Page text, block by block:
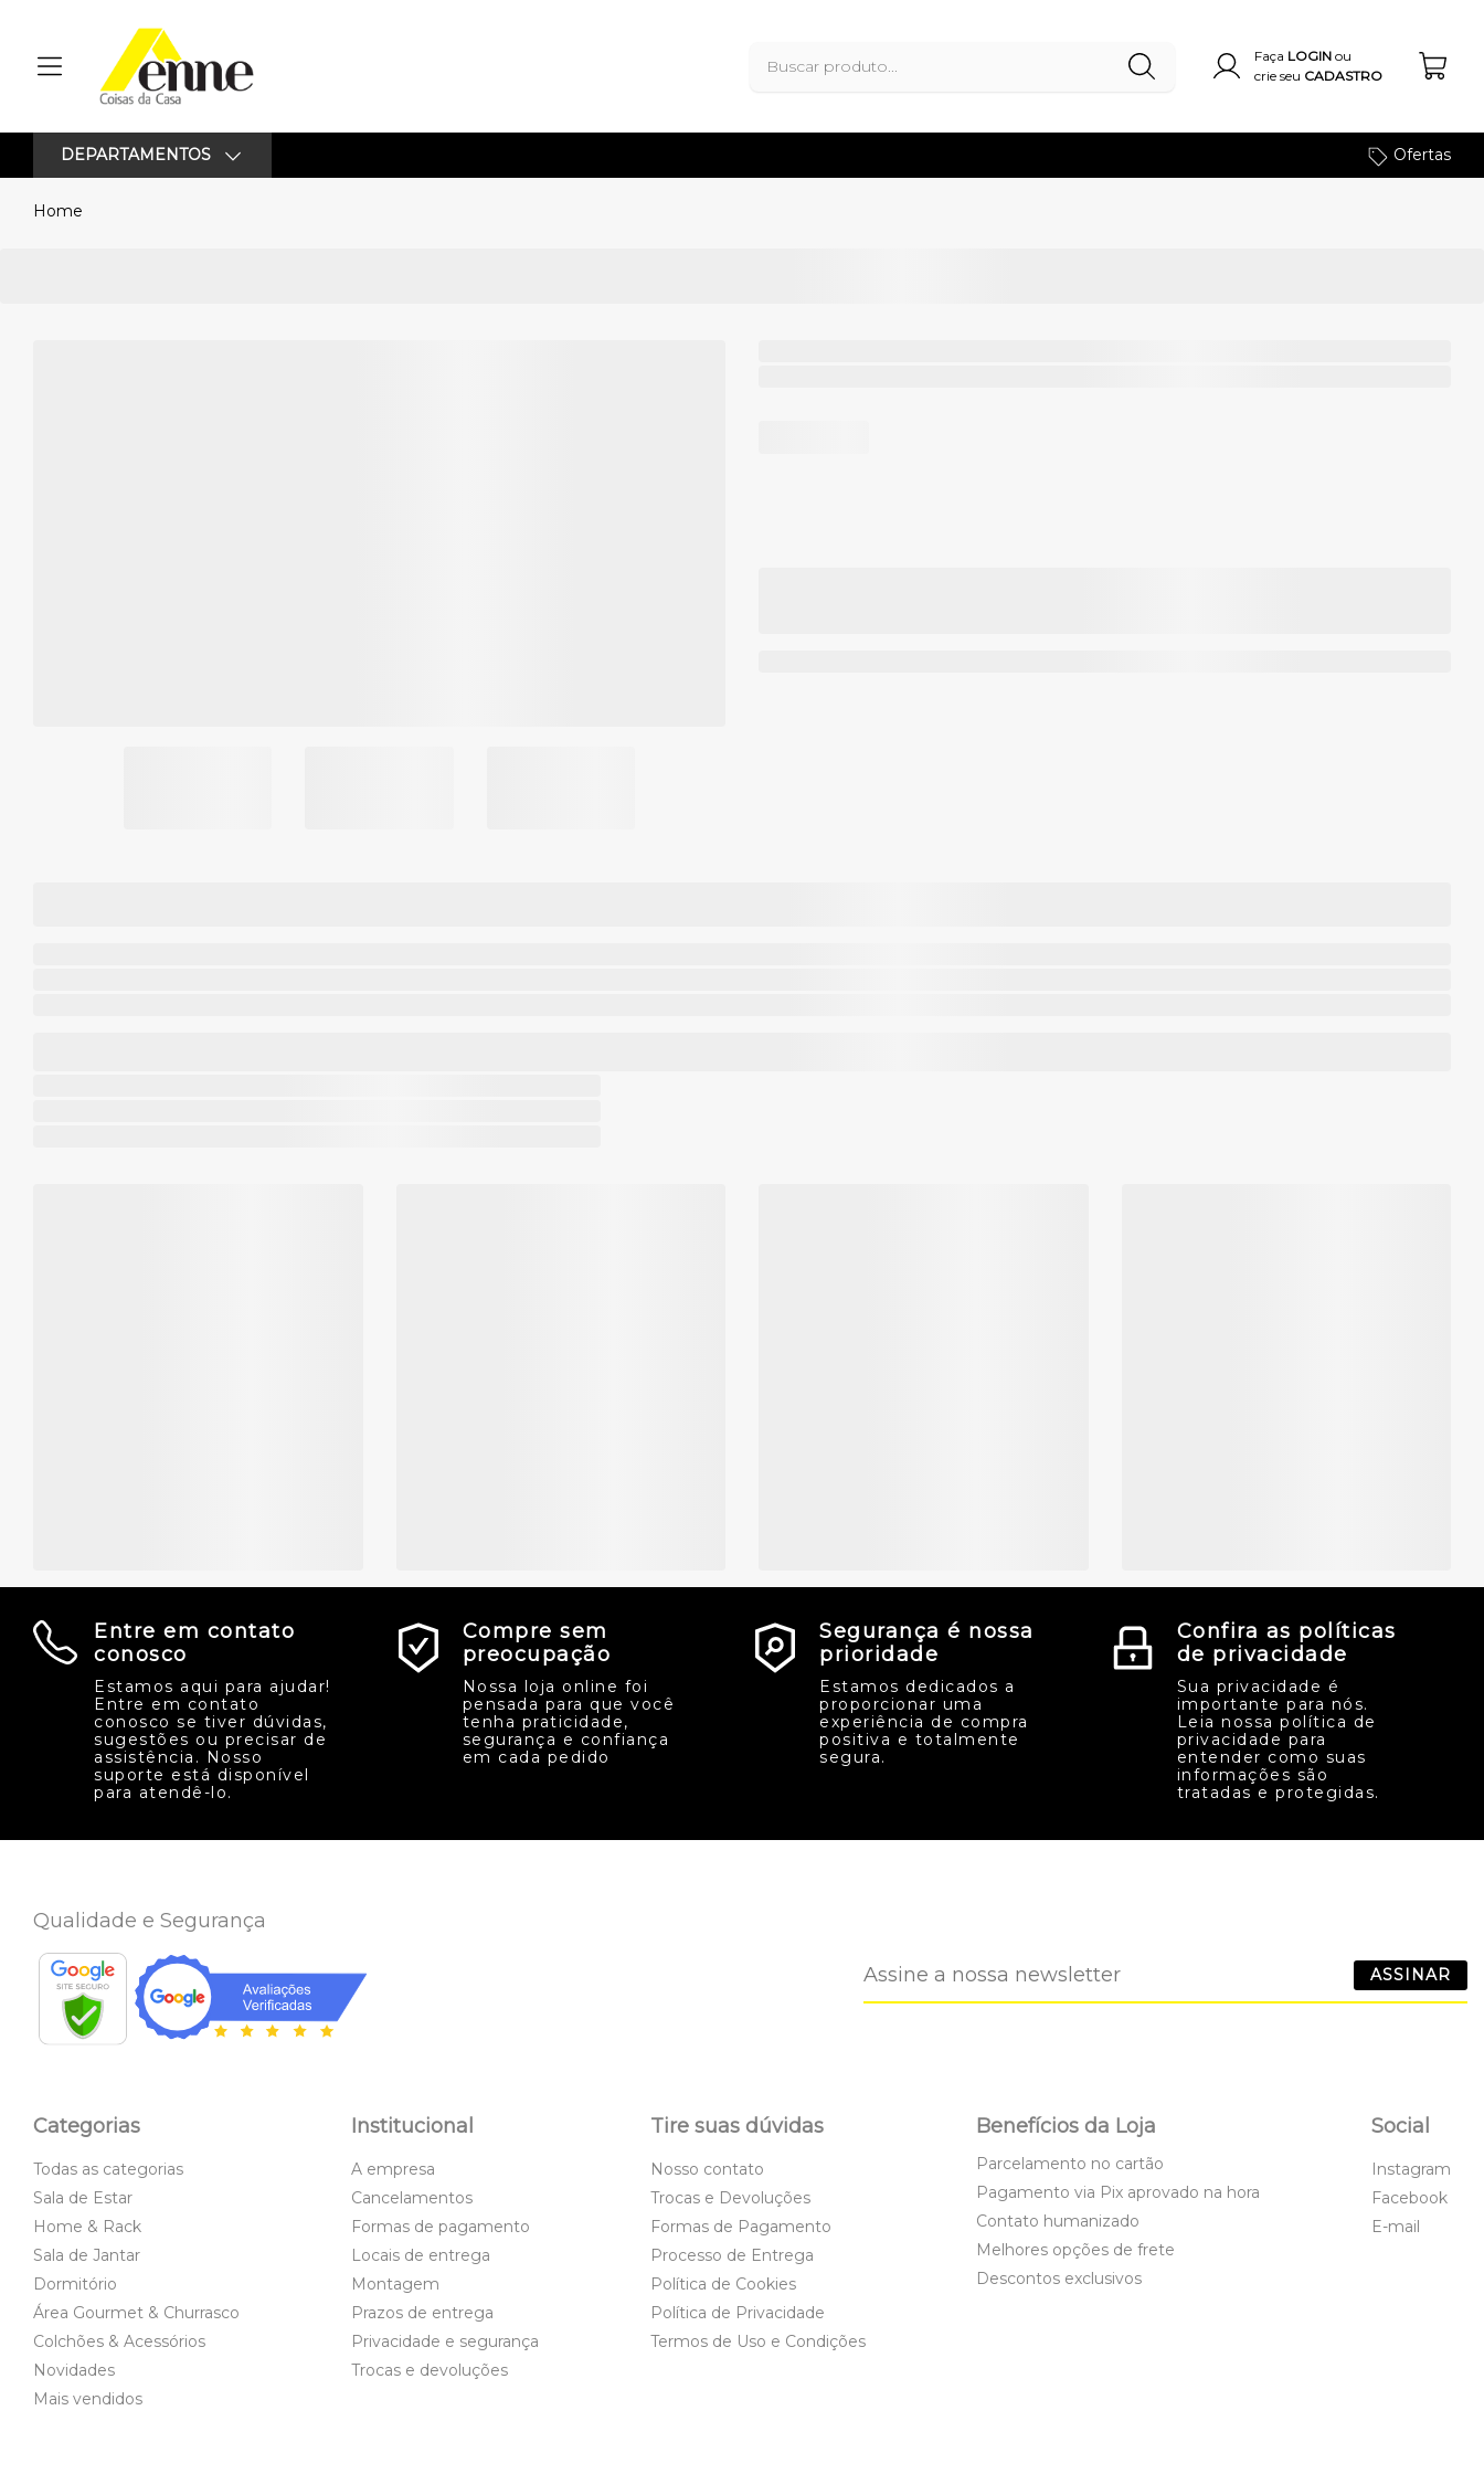
Faça LOGIN ou
crie seu CADASTRO
DEPARTAMENTOS Ofertas
Home
Entre em contato
conosco
Estamos aqui para ajudar!
Entre em contato
conosco se tiver dúvidas,
sugestões ou precisar de
assistência. Nosso
suporte está disponível
para atendê-lo.
Compre sem
preocupação
Nossa loja online foi
pensada para que você
tenha praticidade,
segurança e confiança
em cada pedido
Segurança é nossa
prioridade
Estamos dedicados a
proporcionar uma
experiência de compra
positiva e totalmente
segura.
Confira as políticas
de privacidade
Sua privacidade é
importante para nós.
Leia nossa política de
privacidade para
entender como suas
informações são
tratadas e protegidas.
Qualidade e Segurança
ASSINAR
Categorias
Todas as categorias
Sala de Estar
Home & Rack
Sala de Jantar
Dormitório
Área Gourmet & Churrasco
Colchões & Acessórios
Novidades
Mais vendidos
Institucional
A empresa
Cancelamentos
Formas de pagamento
Locais de entrega
Montagem
Prazos de entrega
Privacidade e segurança
Trocas e devoluções
Tire suas dúvidas
Nosso contato
Trocas e Devoluções
Formas de Pagamento
Processo de Entrega
Política de Cookies
Política de Privacidade
Termos de Uso e Condições
Benefícios da Loja
Parcelamento no cartão
Pagamento via Pix aprovado na hora
Contato humanizado
Melhores opções de frete
Descontos exclusivos
Social
Instagram
Facebook
E-mail